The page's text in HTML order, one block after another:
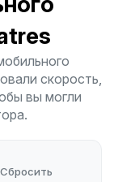
скорость,
вы могли